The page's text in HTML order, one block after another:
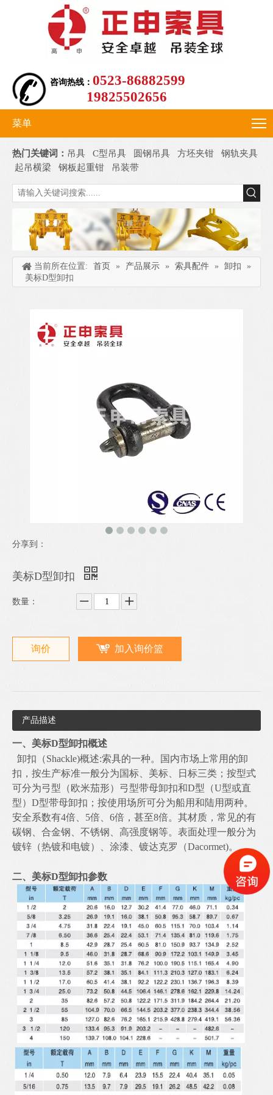
咨询热线： 0523-86882599
19825502656
菜单
热门关键词： 吊具 C型吊具 圆钢吊具 方坯夹钳
钢轨夹具
起吊横梁
钢板起重钳 吊装带
当前所在位置: 首页 » 产品展示 » 索具配件 » 卸扣
»
美标D型卸扣
分享到：
美标D型卸扣
数量：
询价 加入询价篮
产品描述
一、 美标D型卸扣概述
卸扣（Shackle)概述:索具的一种。国内市场上常用的卸
扣，按生产标准一般分为国标、美标、日标三类；按型式
可分为弓型（欧米茄形）弓型带母卸扣和D型（U型或直
型）D型带母卸扣；按使用场所可分为船用和陆用两种。
安全系数有4倍、5倍、6倍，甚至8倍。其材质，常见的有
碳钢、合金钢、不锈钢、高强度钢等。表面处理一般分为
镀锌（热镀和电镀）、涂漆、镀达克罗（Dacormet)。
二、 美标D型卸扣参数